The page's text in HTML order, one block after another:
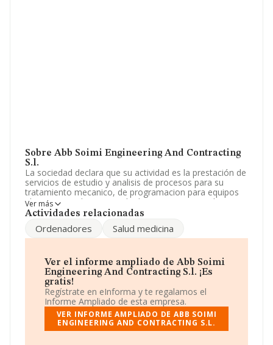
Sobre Abb Soimi Engineering And Contracting
S.l.
La sociedad declara que su actividad es la prestación de
servicios de estudio y analisis de procesos para su
tratamiento mecanico, de programacion para equipos
electronicos, de registro de datos en soportes de
entrada para ordenadores, así como la venta de pro. La
actividad de referencia CNAE corresponde a '%cnae%',
cuyo Código es 6812. La compañía no tiene actividad en
Teniendo en cuenta la información disponible en
INFORMA, ha dispuesto de un número de empleados
por debajo de la media de sector.
La sociedadAbb Soimi Engineering And
Contracting S.L, con número de identificación fiscal
B38603775, tiene su domicilio social establecido en
Ver más
Actividades relacionadas
Ordenadores Salud medicina
Ver el informe ampliado de Abb Soimi
Engineering And Contracting S.l. ¡Es
gratis!
Regístrate en eInforma y te regalamos el
Informe Ampliado de esta empresa.
VER INFORME AMPLIADO DE ABB SOIMI
ENGINEERING AND CONTRACTING S.L.